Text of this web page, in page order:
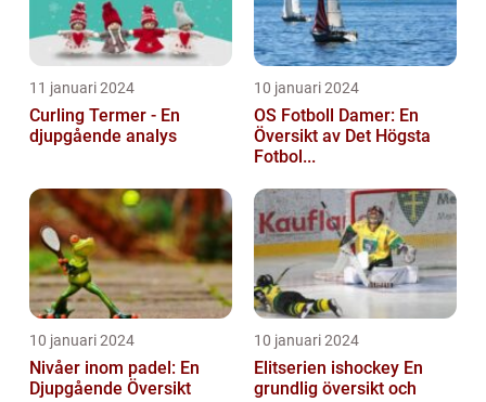
11 januari 2024
Curling Termer - En
djupgående analys
10 januari 2024
OS Fotboll Damer: En
Översikt av Det Högsta
Fotbol...
10 januari 2024
Nivåer inom padel: En
Djupgående Översikt
10 januari 2024
Elitserien ishockey En
grundlig översikt och